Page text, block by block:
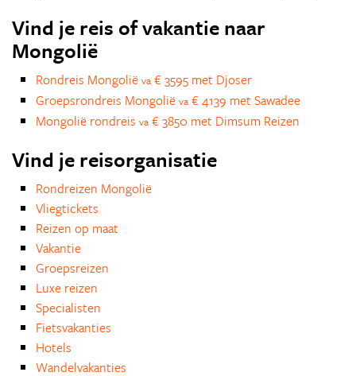
Vind je reis of vakantie naar
Mongolië
Rondreis Mongolië va € 3595 met Djoser
Groepsrondreis Mongolië va € 4139 met Sawadee
Mongolië rondreis va € 3850 met Dimsum Reizen
Vind je reisorganisatie
Rondreizen Mongolië
Vliegtickets
Reizen op maat
Vakantie
Groepsreizen
Luxe reizen
Specialisten
Fietsvakanties
Hotels
Wandelvakanties